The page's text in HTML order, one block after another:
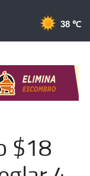
38 ℃
$18